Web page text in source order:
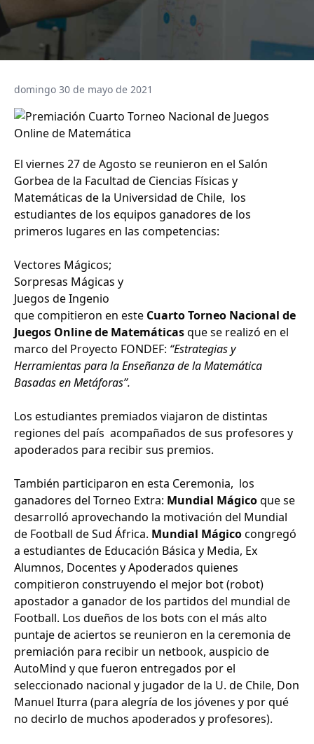
domingo 30 de mayo de 2021
El viernes 27 de Agosto se reunieron en el Salón
Gorbea de la Facultad de Ciencias Físicas y
Matemáticas de la Universidad de Chile, los
estudiantes de los equipos ganadores de los
primeros lugares en las competencias:
Vectores Mágicos;
Sorpresas Mágicas y
Juegos de Ingenio
que compitieron en este Cuarto Torneo Nacional de
Juegos Online de Matemáticasque se realizó en el
marco del Proyecto FONDEF: “Estrategias y
Herramientas para la Enseñanza de la Matemática
Basadas en Metáforas”.
Los estudiantes premiados viajaron de distintas
regiones del país acompañados de sus profesores y
apoderados para recibir sus premios.
También participaron en esta Ceremonia, los
ganadores del Torneo Extra: Mundial Mágicoque se
desarrolló aprovechando la motivación del Mundial
de Football de Sud África. Mundial Mágicocongregó
a estudiantes de Educación Básica y Media, Ex
Alumnos, Docentes y Apoderados quienes
compitieron construyendo el mejor bot (robot)
apostador a ganador de los partidos del mundial de
Football. Los dueños de los bots con el más alto
puntaje de aciertos se reunieron en la ceremonia de
premiación para recibir un netbook, auspicio de
AutoMind y que fueron entregados por el
seleccionado nacional y jugador de la U. de Chile, Don
Manuel Iturra (para alegría de los jóvenes y por qué
no decirlo de muchos apoderados y profesores).